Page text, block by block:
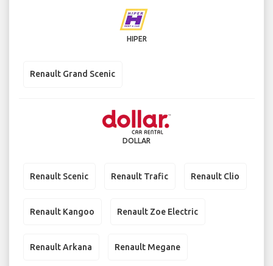
HIPER
Renault Grand Scenic
DOLLAR
Renault Scenic Renault Trafic Renault Clio
Renault Kangoo Renault Zoe Electric
Renault Arkana Renault Megane